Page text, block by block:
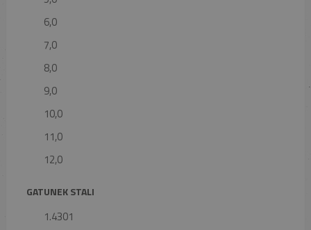
6,0
7,0
8,0
9,0
10,0
11,0
12,0
GATUNEK STALI
1.4301